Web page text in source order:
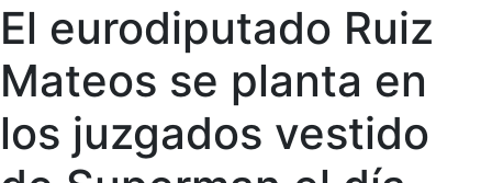
El eurodiputado Ruiz
Mateos se planta en
los juzgados vestido